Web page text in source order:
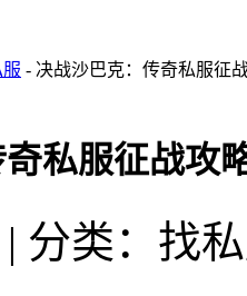
- 决战沙巴克：传奇私服征
私服征战攻
分类：找